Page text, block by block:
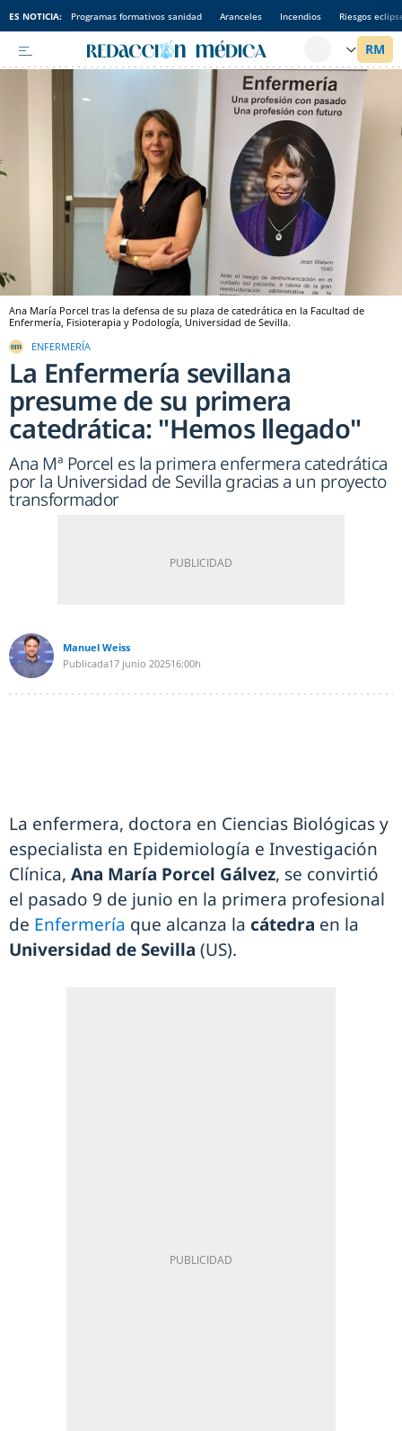
ES NOTICIA: Programas formativos sanidad Aranceles Incendios Riesgos
Ana María Porcel tras la defensa de su plaza de catedrática en la Facultad de
Enfermería, Fisioterapia y Podología, Universidad de Sevilla.
ENFERMERÍA
La Enfermería sevillana
presume de su primera
catedrática: "Hemos llegado"
Ana Mª Porcel es la primera enfermera catedrática
por la Universidad de Sevilla gracias a un proyecto
transformador
Manuel Weiss
Publicada17 junio 202516:00h
La enfermera, doctora en Ciencias Biológicas y
especialista en Epidemiología e Investigación
Clínica, Ana María Porcel Gálvez, se convirtió
el pasado 9 de junio en la primera profesional
de Enfermería que alcanza la cátedra en la
Universidad de Sevilla (US).